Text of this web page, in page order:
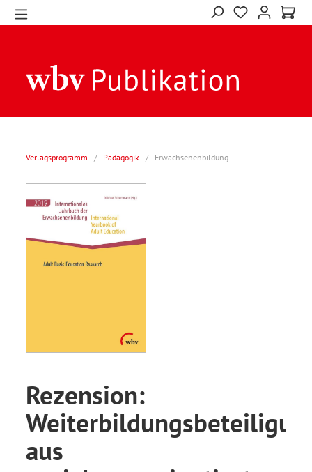
Verlagsprogramm / Pädagogik / Erwachsenenbildung
Rezension:
aus